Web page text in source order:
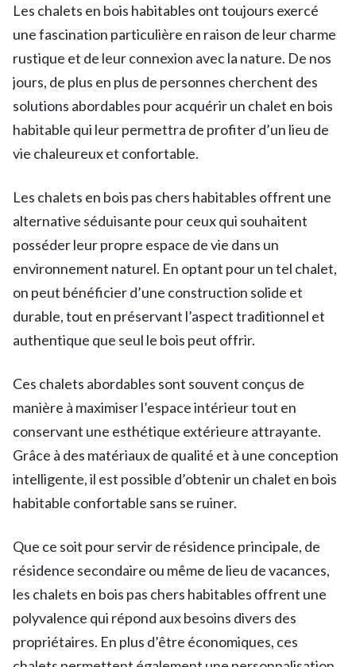
Les chalets en bois habitables ont toujours exercé
une fascination particulière en raison de leur charme
rustique et de leur connexion avec la nature. De nos
jours, de plus en plus de personnes cherchent des
solutions abordables pour acquérir un chalet en bois
habitable qui leur permettra de profiter d’un lieu de
vie chaleureux et confortable.
Les chalets en bois pas chers habitables offrent une
alternative séduisante pour ceux qui souhaitent
posséder leur propre espace de vie dans un
environnement naturel. En optant pour un tel chalet,
on peut bénéficier d’une construction solide et
durable, tout en préservant l’aspect traditionnel et
authentique que seul le bois peut offrir.
Ces chalets abordables sont souvent conçus de
manière à maximiser l’espace intérieur tout en
conservant une esthétique extérieure attrayante.
Grâce à des matériaux de qualité et à une conception
intelligente, il est possible d’obtenir un chalet en bois
habitable confortable sans se ruiner.
Que ce soit pour servir de résidence principale, de
résidence secondaire ou même de lieu de vacances,
les chalets en bois pas chers habitables offrent une
polyvalence qui répond aux besoins divers des
propriétaires. En plus d’être économiques, ces